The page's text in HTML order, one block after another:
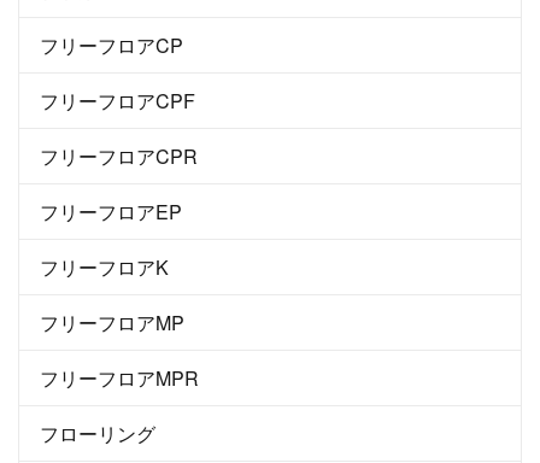
フリーフロアCP
フリーフロアCPF
フリーフロアCPR
フリーフロアEP
フリーフロアK
フリーフロアMP
フリーフロアMPR
フローリング